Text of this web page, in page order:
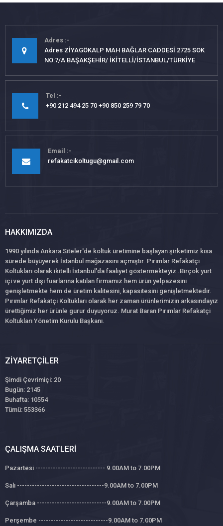
Adres
Adres ZİYAGÖKALP MAH BAĞLAR CADDESİ 2725 SOK
NO:7/A BAŞAKŞEHİR/ İKİTELLİ/İSTANBUL/TÜRKİYE
Tel
+90 212 494 25 70 +90 850 259 79 70
Email
refakatcikoltugu@gmail.com
HAKKIMIZDA
1990 yılında Ankara Siteler'de koltuk üretimine başlayan şirketimiz kısa
sürede büyüyerek İstanbul mağazasını açmıştır. Pırımlar Refakatçi
Koltukları olarak ikitelli İstanbul'da faaliyet göstermekteyiz .Birçok yurt
içi ve yurt dışı fuarlarına katılan firmamız hem ürün yelpazesini
genişletmekte hem de üretim kalitesini, kapasitesini genişletmektedir.
Pırımlar Refakatçi Koltukları olarak her zaman ürünlerimizin arkasındayız
ürettiğimiz her ürünle gurur duyuyoruz. Murat Baran Pırımlar Refakatçi
Koltukları Yönetim Kurulu Başkanı.
ZIYARETÇILER
Şimdi Çevrimiçi: 20
Bugün: 2145
Buhafta: 10554
Tümü: 553366
ÇALIŞMA SAATLERI
Pazartesi ---------------------------- 9.00AM to 7.00PM
Salı -----------------------------------9.00AM to 7.00PM
Çarşamba ----------------------------9.00AM to 7.00PM
Perşembe ----------------------------9.00AM to 7.00PM